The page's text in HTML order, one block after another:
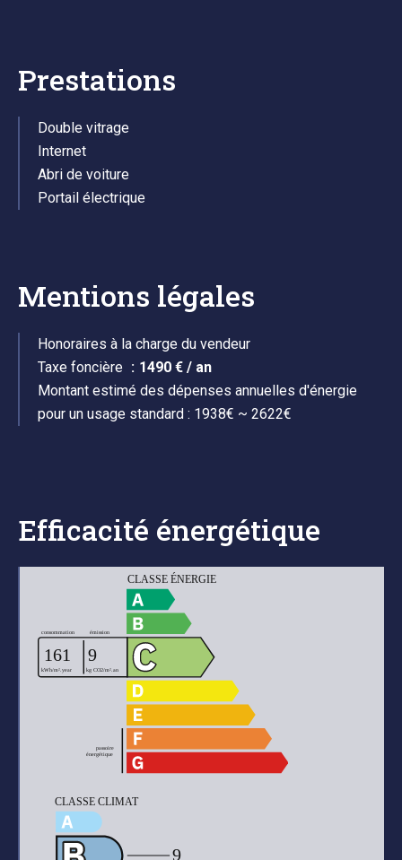
Prestations
Double vitrage
Internet
Abri de voiture
Portail électrique
Mentions légales
Honoraires à la charge du vendeur
Taxe foncière
1490 € / an
Montant estimé des dépenses annuelles d'énergie
pour un usage standard : 1938€ ~ 2622€
Efficacité énergétique